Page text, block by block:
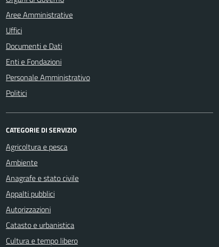
Aree Amministrative
Uffici
Documenti e Dati
Enti e Fondazioni
Personale Amministrativo
Politici
CATEGORIE DI SERVIZIO
Agricoltura e pesca
Ambiente
Anagrafe e stato civile
Appalti pubblici
Autorizzazioni
Catasto e urbanistica
Cultura e tempo libero